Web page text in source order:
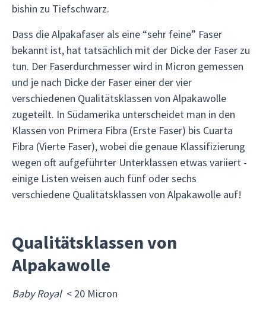
bishin zu Tiefschwarz.
Dass die Alpakafaser als eine “sehr feine” Faser
bekannt ist, hat tatsächlich mit der Dicke der Faser zu
tun. Der Faserdurchmesser wird in Micron gemessen
und je nach Dicke der Faser einer der vier
verschiedenen Qualitätsklassen von Alpakawolle
zugeteilt. In Südamerika unterscheidet man in den
Klassen von Primera Fibra (Erste Faser) bis Cuarta
Fibra (Vierte Faser), wobei die genaue Klassifizierung
wegen oft aufgeführter Unterklassen etwas variiert -
einige Listen weisen auch fünf oder sechs
verschiedene Qualitätsklassen von Alpakawolle auf!
Qualitätsklassen von
Alpakawolle
Baby Royal< 20 Micron